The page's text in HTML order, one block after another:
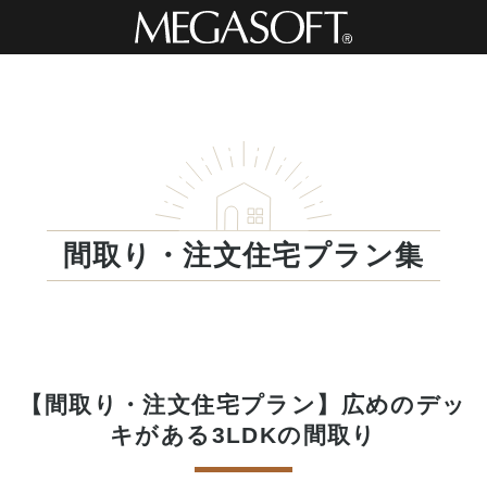
間取り・注文住宅プラン集
【間取り・注文住宅プラン】広めのデッ
キがある3LDKの間取り